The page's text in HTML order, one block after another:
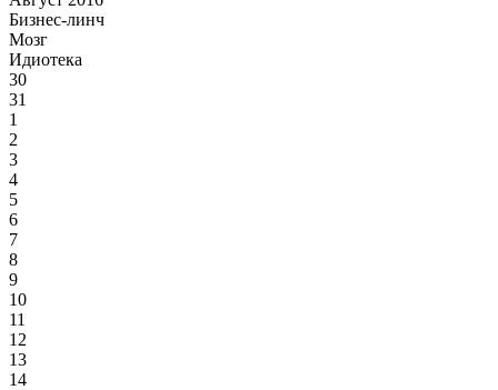
Бизнес-линч
Мозг
Идиотека
30
31
1
2
3
4
5
6
7
8
9
10
11
12
13
14